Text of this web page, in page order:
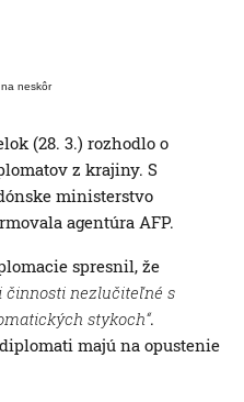
neskôr
(28. 3.) rozhodlo o
z krajiny. S
ministerstvo
agentúra AFP.
spresnil, že
činnosti nezlučiteľné s
stykoch“.
majú na opustenie